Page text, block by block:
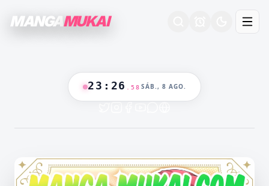
MANGA MUKAI
23 : 26 59 SÁB., 8 AGO.